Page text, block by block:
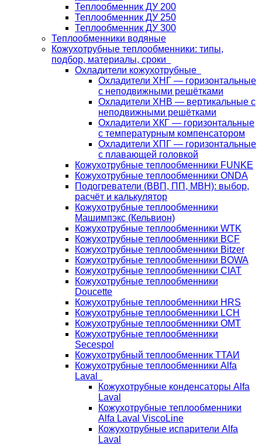
Теплообменник ДУ 200
Теплообменник ДУ 250
Теплообменник ДУ 300
Теплообменники водяные
Кожухотрубные теплообменники: типы,
подбор, материалы, сроки
Охладители кожухотрубные
Охладители ХНГ — горизонтальные
с неподвижными решётками
Охладители ХНВ — вертикальные с
неподвижными решётками
Охладители ХКГ — горизонтальные
с температурным компенсатором
Охладители ХПГ — горизонтальные
с плавающей головкой
Кожухотрубные теплообменники FUNKE
Кожухотрубные теплообменники ONDA
Подогреватели (ВВП, ПП, МВН): выбор,
расчёт и калькулятор
Кожухотрубные теплообменники
Машимпэкс (Кельвион)
Кожухотрубные теплообменники WTK
Кожухотрубные теплообменники BCF
Кожухотрубные теплообменники Bitzer
Кожухотрубные теплообменники BOWA
Кожухотрубные теплообменники CIAT
Кожухотрубные теплообменники
Doucette
Кожухотрубные теплообменники HRS
Кожухотрубные теплообменники LCH
Кожухотрубные теплообменники OMT
Кожухотрубные теплообменники
Secespol
Кожухотрубный теплообменник ТТАИ
Кожухотрубные теплообменники Alfa
Laval
Кожухотрубные конденсаторы Alfa
Laval
Кожухотрубные теплообменники
Alfa Laval ViscoLine
Кожухотрубные испарители Alfa
Laval